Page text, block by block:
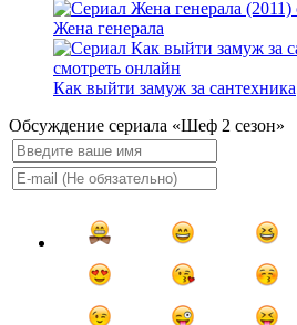
Жена генерала
Как выйти замуж за сантехника
Обсуждение сериала «Шеф 2 сезон»